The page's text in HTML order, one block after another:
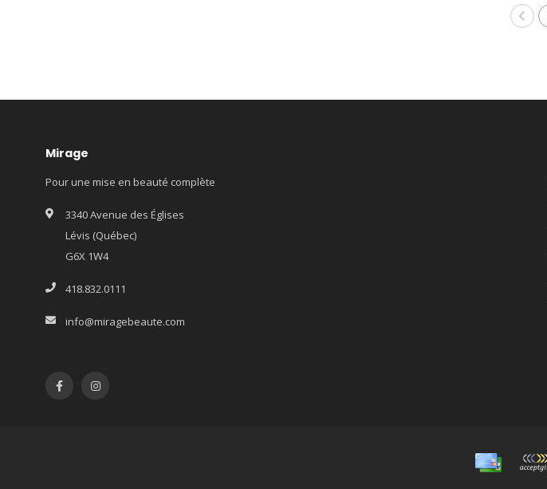
Mirage
Pour une mise en beauté complète
3340 Avenue des Églises
Lévis (Québec)
G6X 1W4
418.832.0111
info@miragebeaute.com